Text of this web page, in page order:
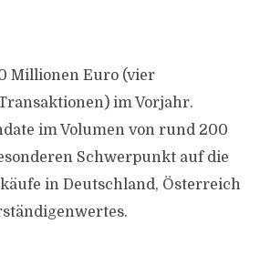
Millionen Euro (vier
im Vorjahr.
im Volumen von rund 200
Schwerpunkt auf die
in Deutschland, Österreich